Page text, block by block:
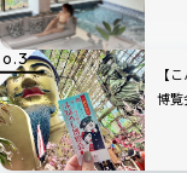
【
博覧